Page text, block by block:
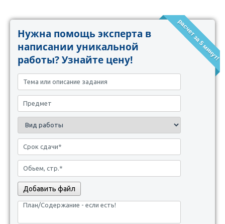
расчет за 5 минут!
Нужна помощь эксперта в
написании уникальной
работы? Узнайте цену!
Добавить файл